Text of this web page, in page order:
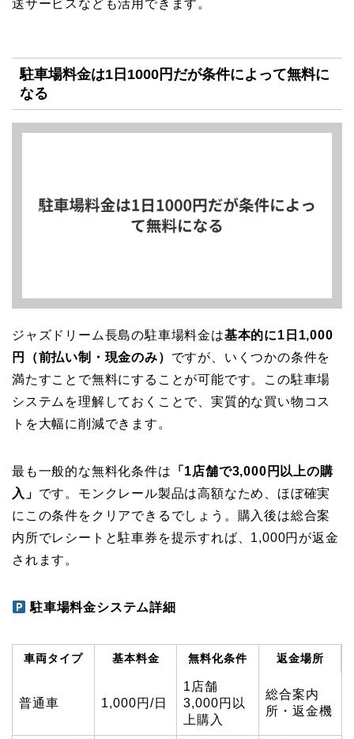
送サービスなども活用できます。
駐車場料金は1日1000円だが条件によって無料に
なる
ジャズドリーム長島の駐車場料金は基本的に1日1,000
円（前払い制・現金のみ） ですが、いくつかの条件を
満たすことで無料にすることが可能です。この駐車場
システムを理解しておくことで、実質的な買い物コス
トを大幅に削減できます。
最も一般的な無料化条件は 「1店舗で3,000円以上の購
入」 です。モンクレール製品は高額なため、ほぼ確実
にこの条件をクリアできるでしょう。購入後は総合案
内所でレシートと駐車券を提示すれば、1,000円が返金
されます。
駐車場料金システム詳細
車両タイプ 基本料金 無料化条件 返金場所
普通車 1,000円/日
1店舗
3,000円以
上購入
総合案内
所・返金機